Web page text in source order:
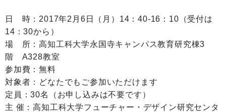
日 時：2017年2月6日（月）14：40-16：10（受付は
14：30から）
場 所：高知工科大学永国寺キャンパス教育研究棟3
階 A328教室
参加費：無料
対象者：どなたでもご参加いただけます
定員：30名（お申し込みは不要です）
主 催：高知工科大学フューチャー・デザイン研究センタ